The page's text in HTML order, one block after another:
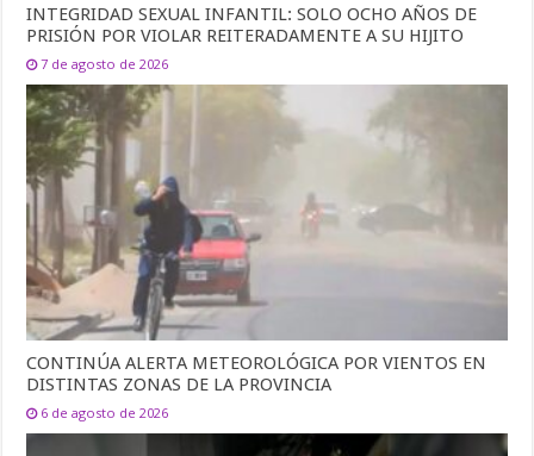
INTEGRIDAD SEXUAL INFANTIL: SOLO OCHO AÑOS DE
PRISIÓN POR VIOLAR REITERADAMENTE A SU HIJITO
7 de agosto de 2026
CONTINÚA ALERTA METEOROLÓGICA POR VIENTOS EN
DISTINTAS ZONAS DE LA PROVINCIA
6 de agosto de 2026